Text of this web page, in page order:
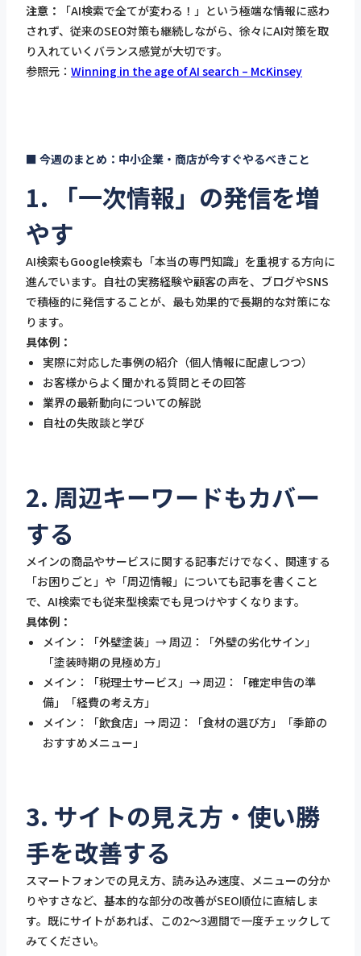
注意：
「AI検索で全てが変わる！」という極端な情報に惑わ
されず、従来のSEO対策も継続しながら、徐々にAI対策を取
り入れていくバランス感覚が大切です。
参照元： Winning in the age of AI search – McKinsey
■ 今週のまとめ：中小企業・商店が今すぐやるべきこと
1. 「一次情報」の発信を増
やす
AI検索もGoogle検索も「本当の専門知識」を重視する方向に
進んでいます。自社の実務経験や顧客の声を、ブログやSNS
で積極的に発信することが、最も効果的で長期的な対策にな
ります。
具体例：
実際に対応した事例の紹介（個人情報に配慮しつつ）
お客様からよく聞かれる質問とその回答
業界の最新動向についての解説
自社の失敗談と学び
2. 周辺キーワードもカバー
する
メインの商品やサービスに関する記事だけでなく、関連する
「お困りごと」や「周辺情報」についても記事を書くこと
で、AI検索でも従来型検索でも見つけやすくなります。
具体例：
メイン：「外壁塗装」→ 周辺：「外壁の劣化サイン」
「塗装時期の見極め方」
メイン：「税理士サービス」→ 周辺：「確定申告の準
備」「経費の考え方」
メイン：「飲食店」→ 周辺：「食材の選び方」「季節の
おすすめメニュー」
3. サイトの見え方・使い勝
手を改善する
スマートフォンでの見え方、読み込み速度、メニューの分か
りやすさなど、基本的な部分の改善がSEO順位に直結しま
す。既にサイトがあれば、この2〜3週間で一度チェックして
みてください。